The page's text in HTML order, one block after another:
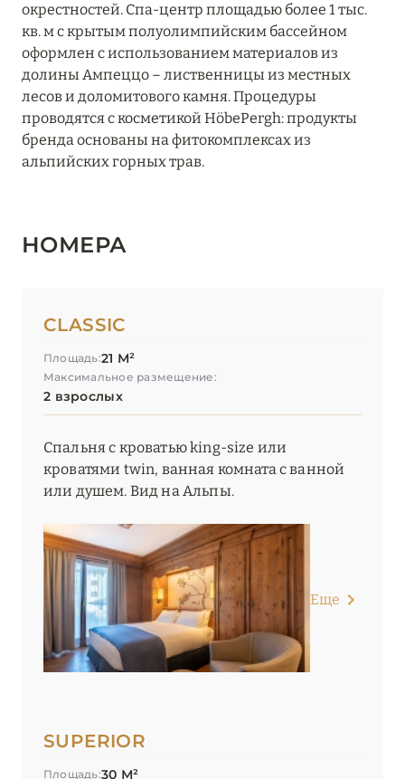
ТРЕНТИНО-АЛЬТО-
АДИДЖЕ
УМБРИЯ
ФРИУЛИ-ВЕНЕЦИЯ-
окрестностей. Спа-центр площадью более 1 тыс.
кв. м с крытым полуолимпийским бассейном
оформлен с использованием материалов из
долины Ампеццо – лиственницы из местных
лесов и доломитового камня. Процедуры
проводятся с косметикой HöbePergh: продукты
бренда основаны на фитокомплексах из
альпийских горных трав.
НОМЕРА
CLASSIC
Площадь:21 М²
Максимальное размещение:
2 взрослых
Спальня с кроватью king-size или
кроватями twin, ванная комната с ванной
или душем. Вид на Альпы.
Еще
SUPERIOR
Площадь:30 М²